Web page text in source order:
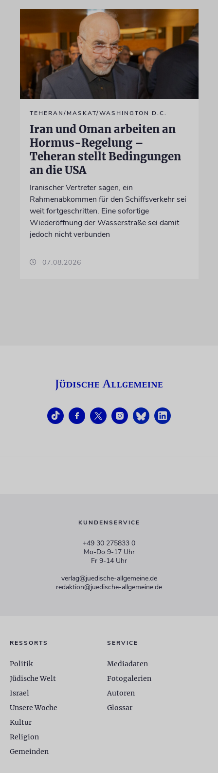
TEHERAN/MASKAT/WASHINGTON D.C.
Iran und Oman arbeiten an
Hormus-Regelung –
Teheran stellt Bedingungen
an die USA
Iranischer Vertreter sagen, ein
Rahmenabkommen für den Schiffsverkehr sei
weit fortgeschritten. Eine sofortige
Wiederöffnung der Wasserstraße sei damit
jedoch nicht verbunden
07.08.2026
KUNDENSERVICE
+49 30 275833 0
Mo-Do 9-17 Uhr
Fr 9-14 Uhr
verlag@juedische-allgemeine.de
redaktion@juedische-allgemeine.de
RESSORTS
Politik
Jüdische Welt
Israel
Unsere Woche
Kultur
Religion
Gemeinden
SERVICE
Mediadaten
Fotogalerien
Autoren
Glossar